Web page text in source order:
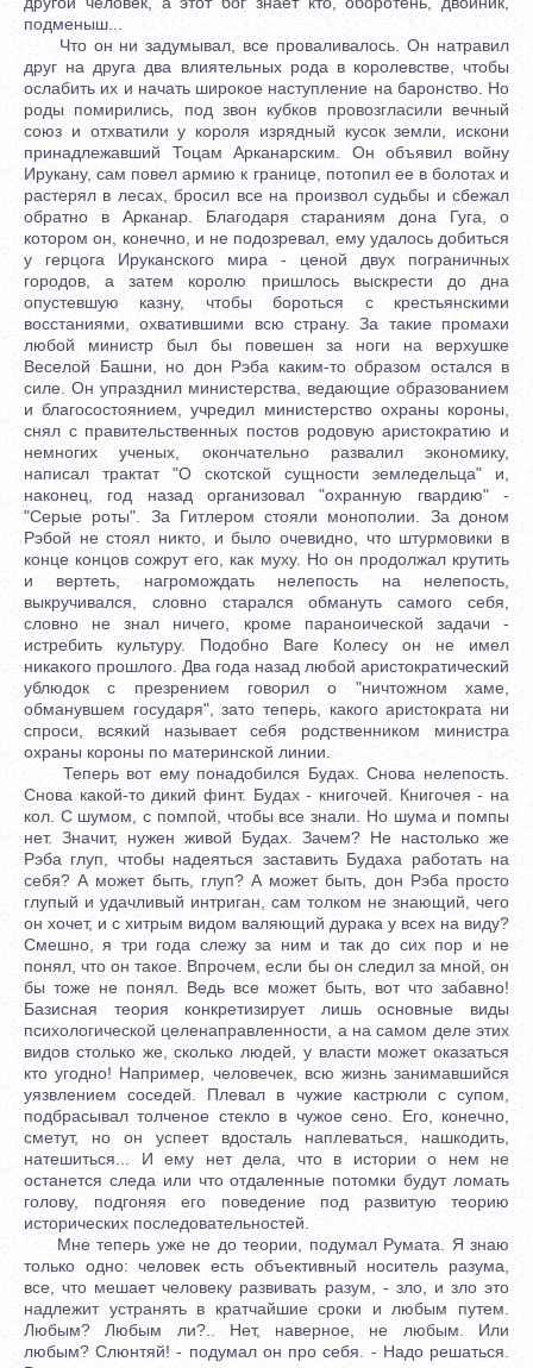
подменыш...
Что он ни задумывал, все проваливалось. Он натравил
друг на друга два влиятельных рода в королевстве, чтобы
ослабить их и начать широкое наступление на баронство. Но
роды помирились, под звон кубков провозгласили вечный
союз и отхватили у короля изрядный кусок земли, искони
принадлежавший Тоцам Арканарским. Он объявил войну
Ирукану, сам повел армию к границе, потопил ее в болотах и
растерял в лесах, бросил все на произвол судьбы и сбежал
обратно в Арканар. Благодаря стараниям дона Гуга, о
котором он, конечно, и не подозревал, ему удалось добиться
у герцога Ируканского мира - ценой двух пограничных
городов, а затем королю пришлось выскрести до дна
опустевшую казну, чтобы бороться с крестьянскими
восстаниями, охватившими всю страну. За такие промахи
любой министр был бы повешен за ноги на верхушке
Веселой Башни, но дон Рэба каким-то образом остался в
силе. Он упразднил министерства, ведающие образованием
и благосостоянием, учредил министерство охраны короны,
снял с правительственных постов родовую аристократию и
немногих ученых, окончательно развалил экономику,
написал трактат "О скотской сущности земледельца" и,
наконец, год назад организовал "охранную гвардию" -
"Серые роты". За Гитлером стояли монополии. За доном
Рэбой не стоял никто, и было очевидно, что штурмовики в
конце концов сожрут его, как муху. Но он продолжал крутить
и вертеть, нагромождать нелепость на нелепость,
выкручивался, словно старался обмануть самого себя,
словно не знал ничего, кроме параноической задачи -
истребить культуру. Подобно Ваге Колесу он не имел
никакого прошлого. Два года назад любой аристократический
ублюдок с презрением говорил о "ничтожном хаме,
обманувшем государя", зато теперь, какого аристократа ни
спроси, всякий называет себя родственником министра
охраны короны по материнской линии.
Теперь вот ему понадобился Будах. Снова нелепость.
Снова какой-то дикий финт. Будах - книгочей. Книгочея - на
кол. С шумом, с помпой, чтобы все знали. Но шума и помпы
нет. Значит, нужен живой Будах. Зачем? Не настолько же
Рэба глуп, чтобы надеяться заставить Будаха работать на
себя? А может быть, глуп? А может быть, дон Рэба просто
глупый и удачливый интриган, сам толком не знающий, чего
он хочет, и с хитрым видом валяющий дурака у всех на виду?
Смешно, я три года слежу за ним и так до сих пор и не
понял, что он такое. Впрочем, если бы он следил за мной, он
бы тоже не понял. Ведь все может быть, вот что забавно!
Базисная теория конкретизирует лишь основные виды
психологической целенаправленности, а на самом деле этих
видов столько же, сколько людей, у власти может оказаться
кто угодно! Например, человечек, всю жизнь занимавшийся
уязвлением соседей. Плевал в чужие кастрюли с супом,
подбрасывал толченое стекло в чужое сено. Его, конечно,
сметут, но он успеет вдосталь наплеваться, нашкодить,
натешиться... И ему нет дела, что в истории о нем не
останется следа или что отдаленные потомки будут ломать
голову, подгоняя его поведение под развитую теорию
исторических последовательностей.
Мне теперь уже не до теории, подумал Румата. Я знаю
только одно: человек есть объективный носитель разума,
все, что мешает человеку развивать разум, - зло, и зло это
надлежит устранять в кратчайшие сроки и любым путем.
Любым? Любым ли?.. Нет, наверное, не любым. Или
любым? Слюнтяй! - подумал он про себя. - Надо решаться.